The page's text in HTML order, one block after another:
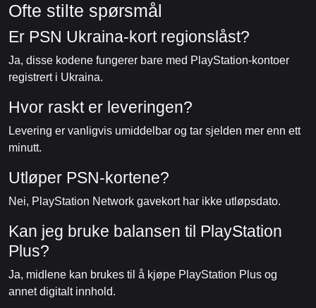
Ofte stilte spørsmål
Er PSN Ukraina-kort regionslåst?
Ja, disse kodene fungerer bare med PlayStation-kontoer
registrert i Ukraina.
Hvor raskt er leveringen?
Levering er vanligvis umiddelbar og tar sjelden mer enn ett
minutt.
Utløper PSN-kortene?
Nei, PlayStation Network gavekort har ikke utløpsdato.
Kan jeg bruke balansen til PlayStation
Plus?
Ja, midlene kan brukes til å kjøpe PlayStation Plus og
annet digitalt innhold.